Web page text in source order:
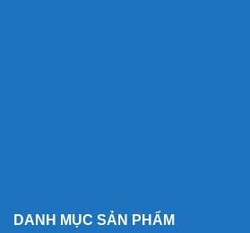
DANH MỤC SẢN PHẨM